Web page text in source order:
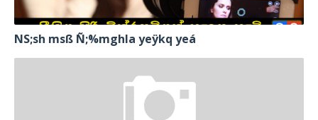
NS;sh msß Ñ;%mghla yeÿkq yeá